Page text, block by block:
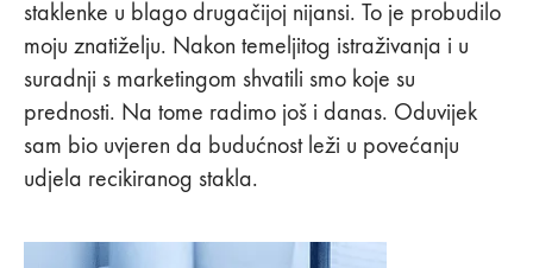
staklenke u blago drugačijoj nijansi. To je probudilo
moju znatiželju. Nakon temeljitog istraživanja i u
suradnji s marketingom shvatili smo koje su
prednosti. Na tome radimo još i danas. Oduvijek
sam bio uvjeren da budućnost leži u povećanju
udjela recikiranog stakla.